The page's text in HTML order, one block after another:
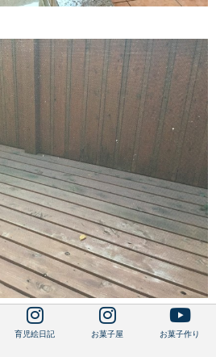
、ちょっとしたデッキあります。
育児絵日記 お菓子屋 お菓子作り